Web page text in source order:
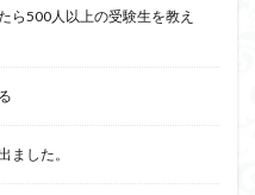
ら500人以上の受験生を教え
ました。